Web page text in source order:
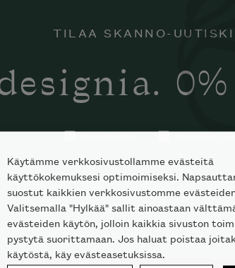
TILAA SKANNO-
Kuluttajille
Käytämme verkkosivustollamme evästeitä
käyttökokemuksesi optimoimiseksi.
suostut kaikkien verkkosivustomme
Valitsemalla "Hylkää" sallit ainoastaan
evästeiden käytön, jolloin kaikkia sivuston
pystytä suorittamaan. Jos haluat poistaa
käytöstä, käy evästeasetuksissa.